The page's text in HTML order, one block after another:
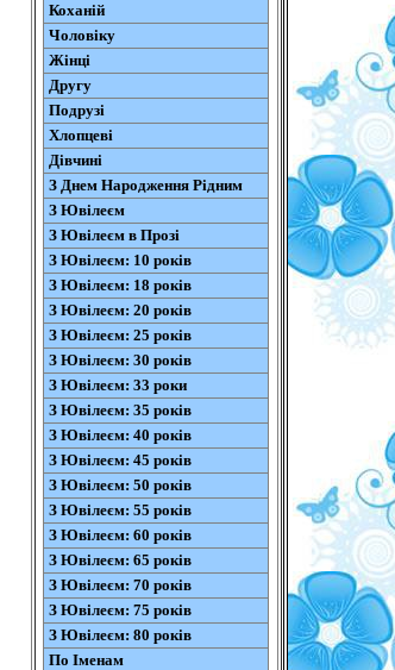
Коханій
Чоловіку
Жінці
Другу
Подрузі
Хлопцеві
Дівчині
З Днем Народження Рідним
З Ювілеєм
З Ювілеєм в Прозі
З Ювілеєм: 10 років
З Ювілеєм: 18 років
З Ювілеєм: 20 років
З Ювілеєм: 25 років
З Ювілеєм: 30 років
З Ювілеєм: 33 роки
З Ювілеєм: 35 років
З Ювілеєм: 40 років
З Ювілеєм: 45 років
З Ювілеєм: 50 років
З Ювілеєм: 55 років
З Ювілеєм: 60 років
З Ювілеєм: 65 років
З Ювілеєм: 70 років
З Ювілеєм: 75 років
З Ювілеєм: 80 років
По Іменам